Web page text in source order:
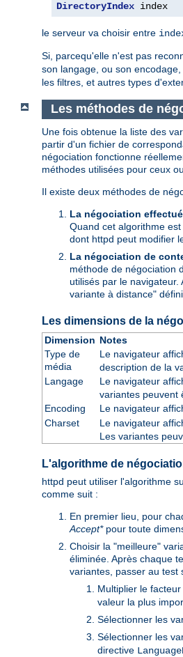
DirectoryIndex index
le serveur va choisir entre
Si, parcequ'elle n'est pas
son langage, ou son
les filtres, et autres types
Les méthodes de
Une fois obtenue la liste des
partir d'un fichier de
négociation fonctionne
méthodes utilisées pour ceux
Il existe deux méthodes de
La négociation
Quand cet algorithme
dont httpd peut modifier
La négociation de
méthode de négociation
utilisés par le
variante à distance"
Les dimensions de la
Dimension Notes
Type de
média
Le navigateur
description de la
Langage
Le navigateur
variantes peuvent
Encoding
Le navigateur
Charset
Le navigateur
Les variantes
L'algorithme de
httpd peut utiliser l'algorithme
comme suit :
En premier lieu, pour
Accept*pour toute
Choisir la "meilleure"
éliminée. Après chaque
variantes, passer au test
Multiplier le
valeur la plus
Sélectionner les
Sélectionner les
directive